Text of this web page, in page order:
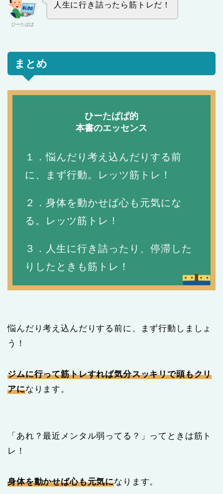
ひーたぱぱ
人生に行き詰ったら筋トレだ！
まとめ
ひーたぱぱ的
本書のエッセンス
１．悩んだり考え込んだりする前
に、まず行動。レッツ筋トレ！
２．身体を動かせば心も元気にな
る。レッツ筋トレ！
３．人生に行き詰ったり、停滞した
りしたときも筋トレ！
悩んだり考え込んだりする前に、まず行動しましょ
う！
ジムに行って筋トレすれば気分スッキリで頭もクリ
アになります。
「あれ？最近メンタル弱ってる？」ってときは筋ト
レ！
身体を動かせば心も元気になります。